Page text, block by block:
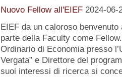
Nuovo Fellow all'EIEF 2024-06-
EIEF da un caloroso
parte della Faculty come
Ordinario di Economia presso
Vergata” e Direttore del
suoi interessi di ricerca si